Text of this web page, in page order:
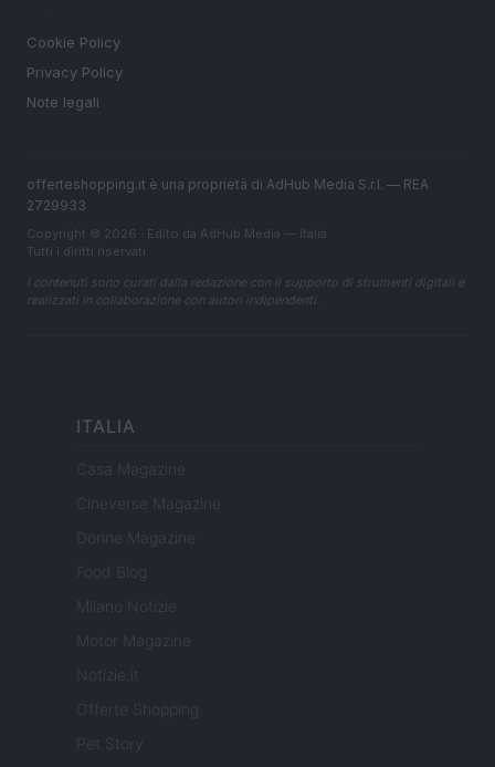
Cookie Policy
Privacy Policy
Note legali
offerteshopping.it è una proprietà di AdHub Media S.r.l. — REA
2729933
Copyright © 2026 · Edito da AdHub Media — Italia
Tutti i diritti riservati
I contenuti sono curati dalla redazione con il supporto di strumenti digitali e
realizzati in collaborazione con autori indipendenti.
ITALIA
Casa Magazine
Cineverse Magazine
Donne Magazine
Food Blog
Milano Notizie
Motor Magazine
Notizie.it
Offerte Shopping
Pet Story